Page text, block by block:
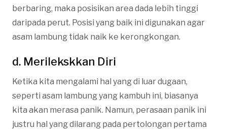
berbaring, maka posisikan area dada lebih tinggi
daripada perut. Posisi yang baik ini digunakan agar
asam lambung tidak naik ke kerongkongan.
d. Merilekskkan Diri
Ketika kita mengalami hal yang di luar dugaan,
seperti asam lambung yang kambuh ini, biasanya
kita akan merasa panik. Namun, perasaan panik ini
justru hal yang dilarang pada pertolongan pertama